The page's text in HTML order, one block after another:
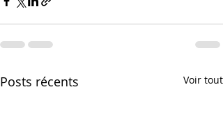
Posts récents Voir tout